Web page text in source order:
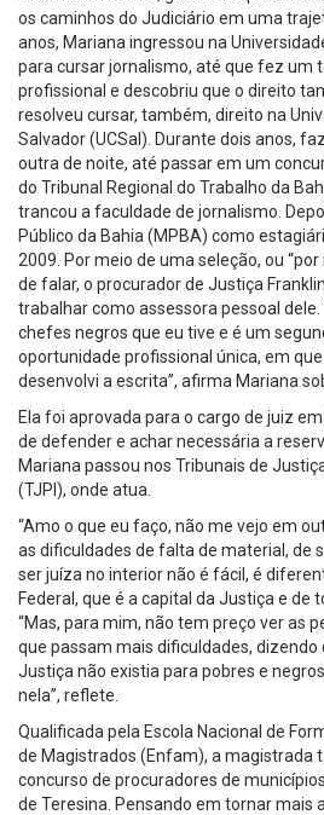
os caminhos do Judiciário em uma
anos, Mariana ingressou na
para cursar jornalismo, até que fez um
profissional e descobriu que o direito
resolveu cursar, também, direito na
Salvador (UCSal). Durante dois anos,
outra de noite, até passar em um
do Tribunal Regional do Trabalho da
trancou a faculdade de jornalismo.
Público da Bahia (MPBA) como
2009. Por meio de uma seleção, ou
de falar, o procurador de Justiça
trabalhar como assessora pessoal
chefes negros que eu tive e é um
oportunidade profissional única, em
desenvolvi a escrita”, afirma Mariana
Ela foi aprovada para o cargo de juiz
de defender e achar necessária a
Mariana passou nos Tribunais de
(TJPI), onde atua.
“Amo o que eu faço, não me vejo em
as dificuldades de falta de material, de
ser juíza no interior não é fácil, é
Federal, que é a capital da Justiça e de
“Mas, para mim, não tem preço ver as
que passam mais dificuldades, dizendo
Justiça não existia para pobres e
nela”, reflete.
Qualificada pela Escola Nacional de
de Magistrados (Enfam), a magistrada
concurso de procuradores de
de Teresina. Pensando em tornar mais